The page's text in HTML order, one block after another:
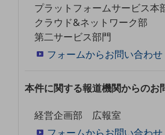
お悩みから見つける
お悩みから見つけるTOP
ネットワーク
バックオフィス
リモート・ハイブリッドワーク
セキュリティ
プラットフォームサービス本
クラウド&ネットワーク部
第二サービス部門
フォームからお問い合わせ
本件に関する報道機関からのお
経営企画部 広報室